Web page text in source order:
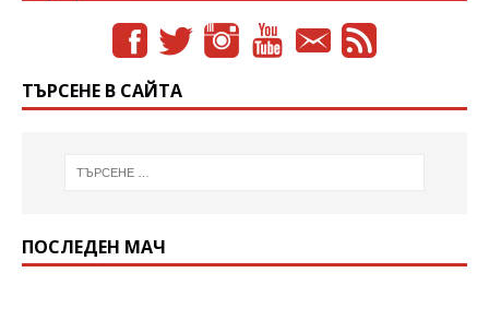
ТЪРСЕНЕ В САЙТА
ПОСЛЕДЕН МАЧ